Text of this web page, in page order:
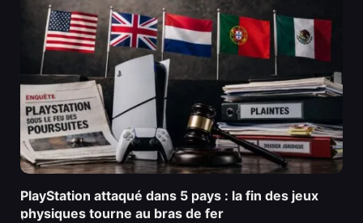
PlayStation attaqué dans 5 pays : la fin des jeux
physiques tourne au bras de fer